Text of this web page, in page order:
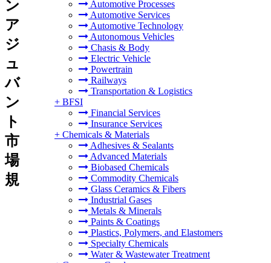
Automotive Processes
Automotive Services
Automotive Technology
Autonomous Vehicles
Chasis & Body
Electric Vehicle
Powertrain
Railways
Transportation & Logistics
+ BFSI
Financial Services
Insurance Services
+ Chemicals & Materials
Adhesives & Sealants
Advanced Materials
Biobased Chemicals
Commodity Chemicals
Glass Ceramics & Fibers
Industrial Gases
Metals & Minerals
Paints & Coatings
Plastics, Polymers, and Elastomers
Specialty Chemicals
Water & Wastewater Treatment
ン
ア
ジ
ュ
バ
ン
ト
市
場
規